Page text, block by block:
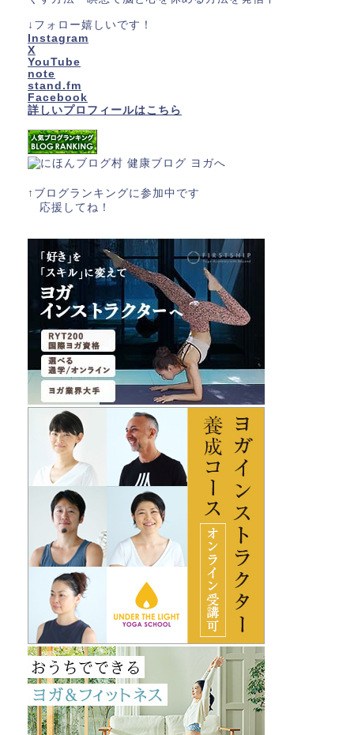
↓フォロー嬉しいです！
Instagram
X
YouTube
note
stand.fm
Facebook
詳しいプロフィールはこちら
↑ブログランキングに参加中です
応援してね！